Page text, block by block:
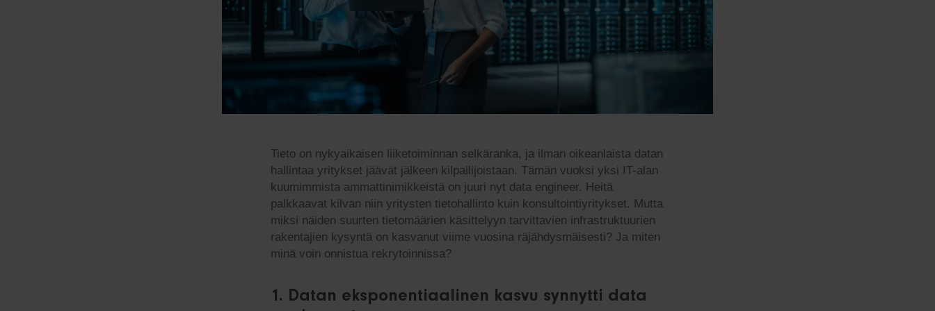
Tieto on nykyaikaisen liiketoiminnan selkäranka, ja ilman oikeanlaista datan
hallintaa yritykset jäävät jälkeen kilpailijoistaan. Tämän vuoksi yksi IT-alan
kuumimmista ammattinimikkeistä on juuri nyt data engineer. Heitä
palkkaavat kilvan niin yritysten tietohallinto kuin konsultointiyritykset. Mutta
miksi näiden suurten tietomäärien käsittelyyn tarvittavien infrastruktuurien
rakentajien kysyntä on kasvanut viime vuosina räjähdysmäisesti? Ja miten
minä voin onnistua rekrytoinnissa?
1. Datan eksponentiaalinen kasvu synnytti data